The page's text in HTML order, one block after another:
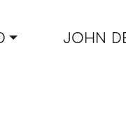
JOHN